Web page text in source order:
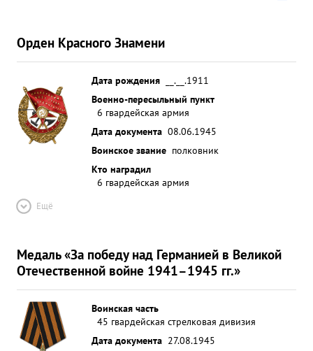
Орден Красного Знамени
Дата рождения
__.__.1911
Военно-пересыльный пункт
6 гвардейская армия
Дата документа 08.06.1945
Воинское звание полковник
Кто наградил
6 гвардейская армия
Ещё
Медаль «За победу над Германией в Великой
Отечественной войне 1941–1945 гг.»
Воинская часть
45 гвардейская стрелковая дивизия
Дата документа 27.08.1945